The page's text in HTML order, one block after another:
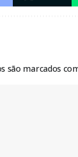
são marcados